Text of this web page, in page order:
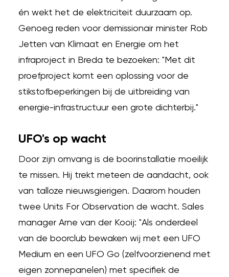
én wekt het de elektriciteit duurzaam op.
Genoeg reden voor demissionair minister Rob
Jetten van Klimaat en Energie om het
infraproject in Breda te bezoeken: "Met dit
proefproject komt een oplossing voor de
stikstofbeperkingen bij de uitbreiding van
energie-infrastructuur een grote dichterbij."
UFO's op wacht
Door zijn omvang is de boorinstallatie moeilijk
te missen. Hij trekt meteen de aandacht, ook
van talloze nieuwsgierigen. Daarom houden
twee Units For Observation de wacht. Sales
manager Arne van der Kooij: "Als onderdeel
van de boorclub bewaken wij met een UFO
Medium en een UFO Go (zelfvoorzienend met
eigen zonnepanelen) met specifiek de